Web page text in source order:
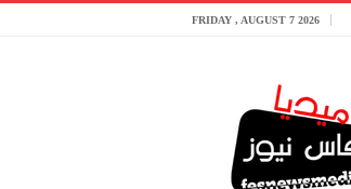
FRIDAY , AUGUST 7 2026